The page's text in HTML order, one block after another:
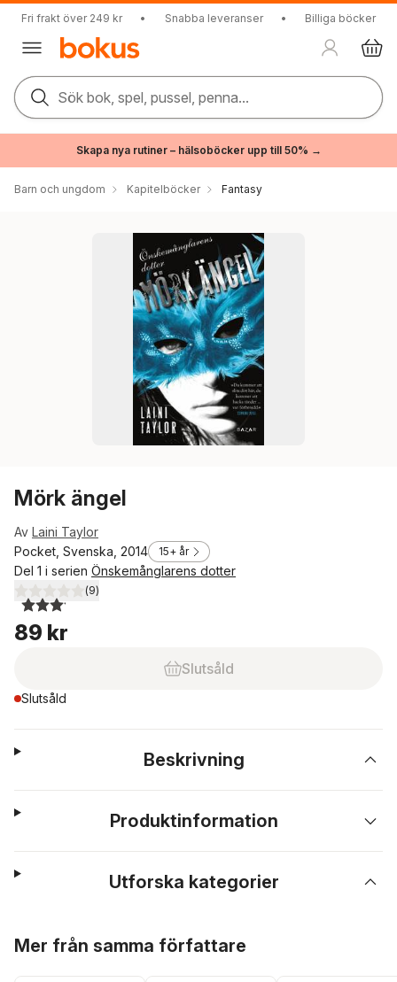
Fri frakt över 249 kr • Snabba leveranser • Billiga böcker
Sök bok, spel, pussel, penna...
Skapa nya rutiner – hälsoböcker upp till 50% →
Barn och ungdom Kapitelböcker Fantasy
Mörk ängel
Av Laini Taylor
Pocket, Svenska, 2014
15+ år
Del 1 i serien Önskemånglarens dotter
3,1utav 5 stjärnor. Totalt antal röster:
(9)
89 kr
Slutsåld
Slutsåld
Beskrivning
Produktinformation
Utforska kategorier
Mer från samma författare